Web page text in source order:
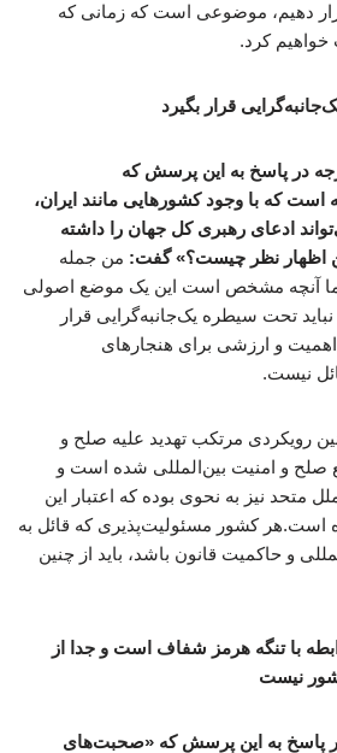
دهیم، موضوعی است که زمانی که
کرد.
قرار بگیرد
در پاسخ به این پرسش که
که با وجود کشورهایی مانند ایران،
ادعای رهبری کل جهان را داشته
اظهار نظر چیست؟» گفت: من جمله
اما آنچه مشخص است این یک موضع اصولی
تحت سیطره یک‌جانبه‌گرایی قرار
و ارزشی برای هنجارهای
نیست.
رویکردی مرتکب تهدید علیه صلح و
صلح و امنیت بین‌المللی شده است و
متحد نیز به نحوی بوده که اعتبار این
است.هر کشور مسئولیت‌پذیری که قائل به
و حاکمیت قانون باشد، باید از چنین
با تنگه هرمز شفاف است و جدا از
نیست
پاسخ به این پرسش که «صحبت‌های